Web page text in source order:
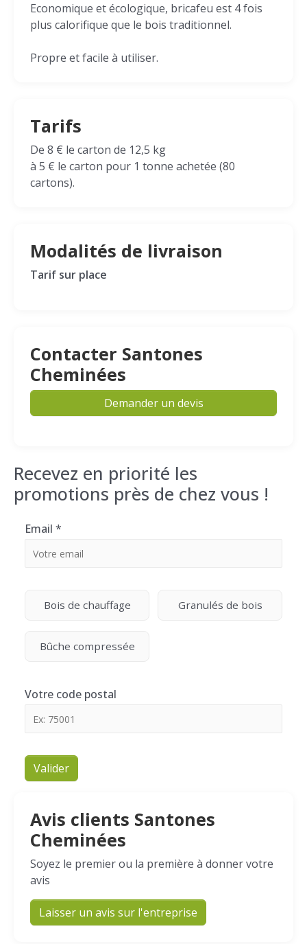
Economique et écologique, bricafeu est 4 fois
plus calorifique que le bois traditionnel.
Propre et facile à utiliser.
Tarifs
De 8 € le carton de 12,5 kg
à 5 € le carton pour 1 tonne achetée (80
cartons).
Modalités de livraison
Tarif sur place
Contacter Santones
Cheminées
Demander un devis
Recevez en priorité les
promotions près de chez vous !
Email *
Bois de chauffage Granulés de bois
Bûche compressée
Votre code postal
Valider
Avis clients Santones
Cheminées
Soyez le premier ou la première à donner votre
avis
Laisser un avis sur l'entreprise